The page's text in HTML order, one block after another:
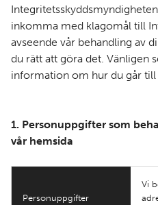
inkomma med klagomål till
avseende vår behandling av
du rätt att göra det. Vänligen
information om hur du går till
1. Personuppgifter som
vår hemsida
Personuppgifter
Vi